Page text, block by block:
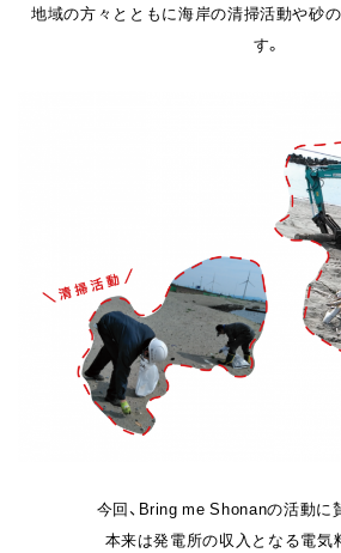
地域の方々とともに海岸の清掃活動や砂
す。
今回、Bring me Shonanの活動に
本来は発電所の収入となる電気